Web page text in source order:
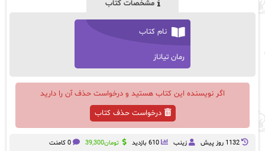
مشخصات کتاب
نام کتاب
رمان تیاناز
اگر نویسنده این کتاب هستید و درخواست حذف آن را دارید
درخواست حذف کتاب
1132 روز پيش زینب 610 بازدید تومان39,300 0 کامنت